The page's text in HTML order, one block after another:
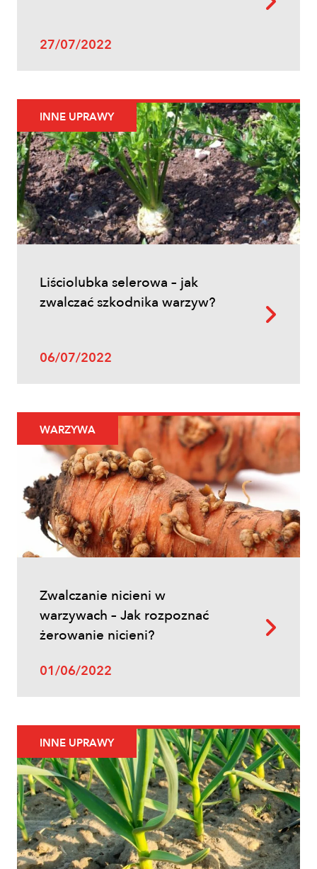
27/07/2022
INNE UPRAWY
Liściolubka selerowa – jak
zwalczać szkodnika warzyw?
06/07/2022
WARZYWA
Zwalczanie nicieni w
warzywach – Jak rozpoznać
żerowanie nicieni?
01/06/2022
INNE UPRAWY